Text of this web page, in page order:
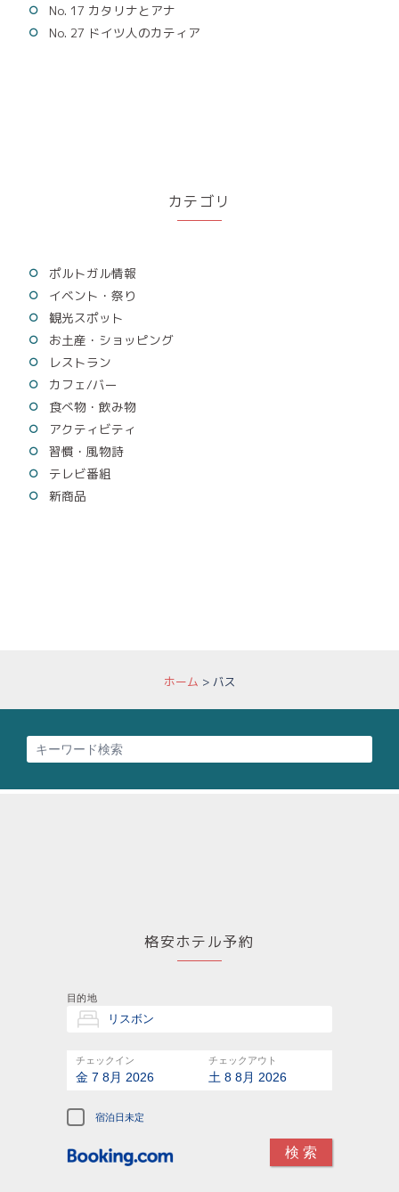
No. 17 カタリナとアナ
No. 27 ドイツ人のカティア
カテゴリ
ポルトガル情報
イベント・祭り
観光スポット
お土産・ショッピング
レストラン
カフェ/バー
食べ物・飲み物
アクティビティ
習慣・風物詩
テレビ番組
新商品
ホーム > バス
格安ホテル予約
目的地
チェックイン
金 7 8月 2026
チェックアウト
土 8 8月 2026
宿泊日未定